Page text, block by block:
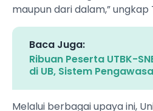
maupun dari dalam,” ungkap
Baca Juga:
Ribuan Peserta UTBK-
di UB, Sistem
Melalui berbagai upaya ini,